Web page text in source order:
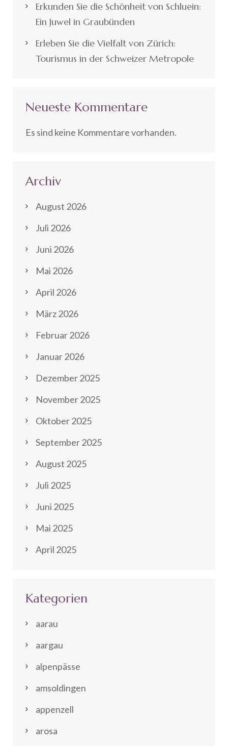
Erkunden Sie die Schönheit von Schluein:
Ein Juwel in Graubünden
Erleben Sie die Vielfalt von Zürich:
Tourismus in der Schweizer Metropole
Neueste Kommentare
Es sind keine Kommentare vorhanden.
Archiv
August 2026
Juli 2026
Juni 2026
Mai 2026
April 2026
März 2026
Februar 2026
Januar 2026
Dezember 2025
November 2025
Oktober 2025
September 2025
August 2025
Juli 2025
Juni 2025
Mai 2025
April 2025
Kategorien
aarau
aargau
alpenpässe
amsoldingen
appenzell
arosa